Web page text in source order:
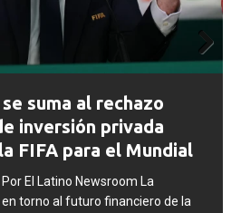
disciplinarios
tras los incidentes en
2026
El Latino Newsroom La FIFA
disciplinarios contra la
Next